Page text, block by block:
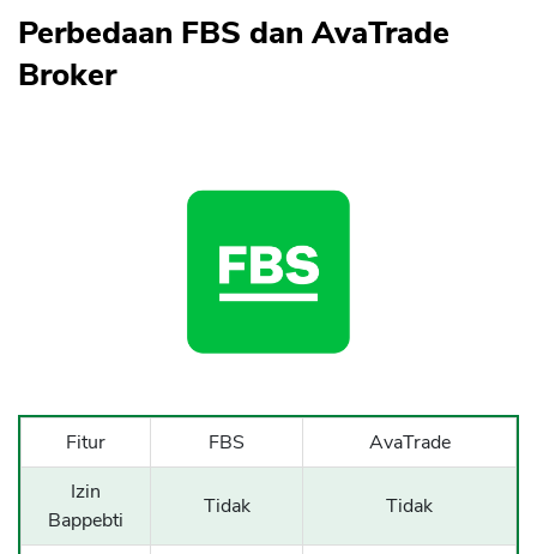
Perbedaan FBS dan AvaTrade
Broker
Fitur FBS
AvaTrade
Izin
Bappebti
Tidak Tidak